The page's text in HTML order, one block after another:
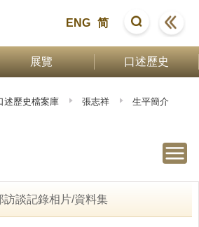
ENG 简
展覽 口述歷史
述歷史檔案庫 張志祥 生平簡介
訪談記錄相片/資料集